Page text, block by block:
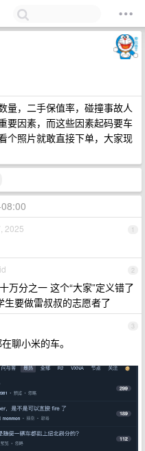
量，二手保值率，碰撞事故人
要因素，而这些因素起码要车
个照片就敢直接下单，大家现
1
2025
2
万分之一 这个“大家”定义错了
要做雷叔叔的志愿者了
3
聊小米的车。